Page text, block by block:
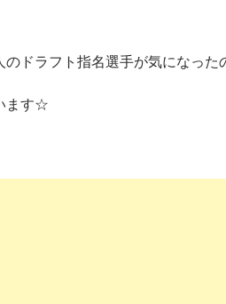
のドラフト指名選手が気になった
ます☆